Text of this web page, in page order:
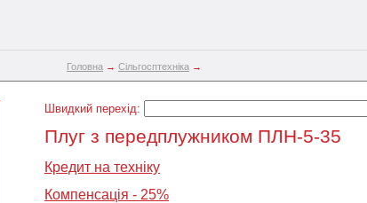
Головна → Сільгосптехніка →
Швидкий перехід:
Плуг з передплужником ПЛН-5-35
Кредит на техніку
Компенсація - 25%